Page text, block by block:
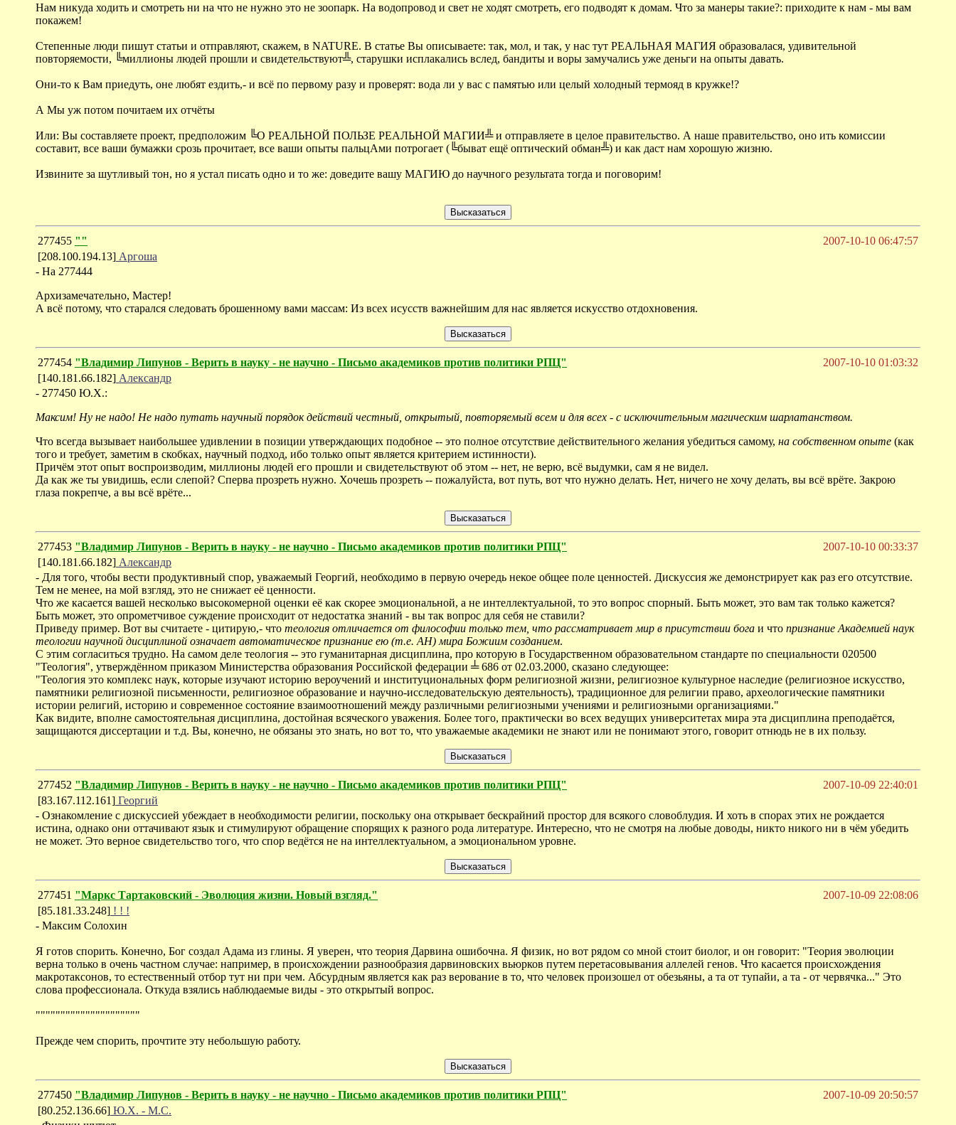
Нам никуда ходить и смотреть ни на что не нужно это не зоопарк. На водопровод и свет не ходят смотреть, его подводят к домам. Что за манеры такие?: приходите к нам - мы вам
покажем!
Степенные люди пишут статьи и отправляют, скажем, в NATURE. В статье Вы описываете: так, мол, и так, у нас тут РЕАЛЬНАЯ МАГИЯ образовалася, удивительной
повторяемости, ╚миллионы людей прошли и свидетельствуют╩, старушки исплакались вслед, бандиты и воры замучались уже деньги на опыты давать.
Они-то к Вам приедуть, оне любят ездить,- и всё по первому разу и проверят: вода ли у вас с памятью или целый холодный термояд в кружке!?
А Мы уж потом почитаем их отчёты
Или: Вы составляете проект, предположим ╚О РЕАЛЬНОЙ ПОЛЬЗЕ РЕАЛЬНОЙ МАГИИ╩ и отправляете в целое правительство. А наше правительство, оно ить комиссии
составит, все ваши бумажки срозь прочитает, все ваши опыты пальцАми потрогает (╚быват ещё оптический обман╩) и как даст нам хорошую жизню.
Извините за шутливый тон, но я устал писать одно и то же: доведите вашу МАГИЮ до научного результата тогда и поговорим!
277455 ""
2007-10-10 06:47:57
[208.100.194.13] Аргоша
- На 277444
Архизамечательно, Мастер!
А всё потому, что старался следовать брошенному вами массам: Из всех исусств важнейшим для нас является искусство отдохновения.
277454 "Владимир Липунов - Верить в науку - не научно - Письмо академиков против политики РПЦ"
2007-10-10 01:03:32
[140.181.66.182] Александр
- 277450 Ю.Х.:
Максим! Ну не надо! Не надо путать научный порядок действий честный, открытый, повторяемый всем и для всех - с исключительным магическим шарлатанством.
Что всегда вызывает наибольшее удивлении в позиции утверждающих подобное -- это полное отсутствие действительного желания убедиться самому, на собственном опыте (как
того и требует, заметим в скобках, научный подход, ибо только опыт является критерием истинности).
Причём этот опыт воспроизводим, миллионы людей его прошли и свидетельствуют об этом -- нет, не верю, всё выдумки, сам я не видел.
Да как же ты увидишь, если слепой? Сперва прозреть нужно. Хочешь прозреть -- пожалуйста, вот путь, вот что нужно делать. Нет, ничего не хочу делать, вы всё врёте. Закрою
глаза покрепче, а вы всё врёте...
277453 "Владимир Липунов - Верить в науку - не научно - Письмо академиков против политики РПЦ"
2007-10-10 00:33:37
[140.181.66.182] Александр
- Для того, чтобы вести продуктивный спор, уважаемый Георгий, необходимo в первую очередь некое общее поле ценностей. Дискуссия же демонстрирует как раз его отсутствие.
Тем не менее, на мой взгляд, это не снижает её ценности.
Что же касается вашей несколько высокомерной оценки её как скорее эмоциональной, а не интеллектуальной, то это вопрос спорный. Быть может, это вам так только кажется?
Быть может, это опрометчивое суждение происходит от недостатка знаний - вы так вопрос для себя не ставили?
Приведу пример. Вот вы считаете - цитирую,- что теология отличается от философии только тем, что рассматривает мир в присутствии бога и что признание Академией наук
теологии научной дисциплиной означает автоматическое признание ею (т.е. АН) мира Божиим созданием.
С этим согласиться трудно. На самом деле теология -- это гуманитарная дисциплина, про которую в Государственном образовательном стандарте по специальности 020500
"Теология", утверждённом приказом Министерства образования Российской федерации ╧ 686 от 02.03.2000, сказано следующее:
"Теология это комплекс наук, которые изучают историю вероучений и институциональных форм религиозной жизни, религиозное культурное наследие (религиозное искусство,
памятники религиозной письменности, религиозное образование и научно-исследовательскую деятельность), традиционное для религии право, археологические памятники
истории религий, историю и современное состояние взаимоотношений между различными религиозными учениями и религиозными организациями."
Как видите, вполне самостоятельная дисциплина, достойная всяческого уважения. Более того, практически во всех ведущих университетах мира эта дисциплина преподаётся,
защищаются диссертации и т.д. Вы, конечно, не обязаны это знать, но вот то, что уважаемые академики не знают или не понимают этого, говорит отнюдь не в их пользу.
277452 "Владимир Липунов - Верить в науку - не научно - Письмо академиков против политики РПЦ"
2007-10-09 22:40:01
[83.167.112.161] Георгий
- Ознакомление с дискуссией убеждает в необходимости религии, поскольку она открывает бескрайний простор для всякого словоблудия. И хоть в спорах этих не рождается
истина, однако они оттачивают язык и стимулируют обращение спорящих к разного рода литературе. Интересно, что не смотря на любые доводы, никто никого ни в чём убедить
не может. Это верное свидетельство того, что спор ведётся не на интеллектуальном, а эмоциональном уровне.
277451 "Маркс Тартаковский - Эволюция жизни. Новый взгляд."
2007-10-09 22:08:06
[85.181.33.248] ! ! !
- Максим Солохин
Я готов спорить. Конечно, Бог создал Адама из глины. Я уверен, что теория Дарвина ошибочна. Я физик, но вот рядом со мной стоит биолог, и он говорит: "Теория эволюции
верна только в очень частном случае: например, в происхождении разнообразия дарвиновских вьюрков путем перетасовывания аллелей генов. Что касается происхождения
макротаксонов, то естественный отбор тут ни при чем. Абсурдным является как раз верование в то, что человек произошел от обезьяны, а та от тупайи, а та - от червячка..." Это
слова профессионала. Откуда взялись наблюдаемые виды - это открытый вопрос.
"""""""""""""""""""""
Прежде чем спорить, прочтите эту небольшую работу.
277450 "Владимир Липунов - Верить в науку - не научно - Письмо академиков против политики РПЦ"
2007-10-09 20:50:57
[80.252.136.66] Ю.Х. - М.С.